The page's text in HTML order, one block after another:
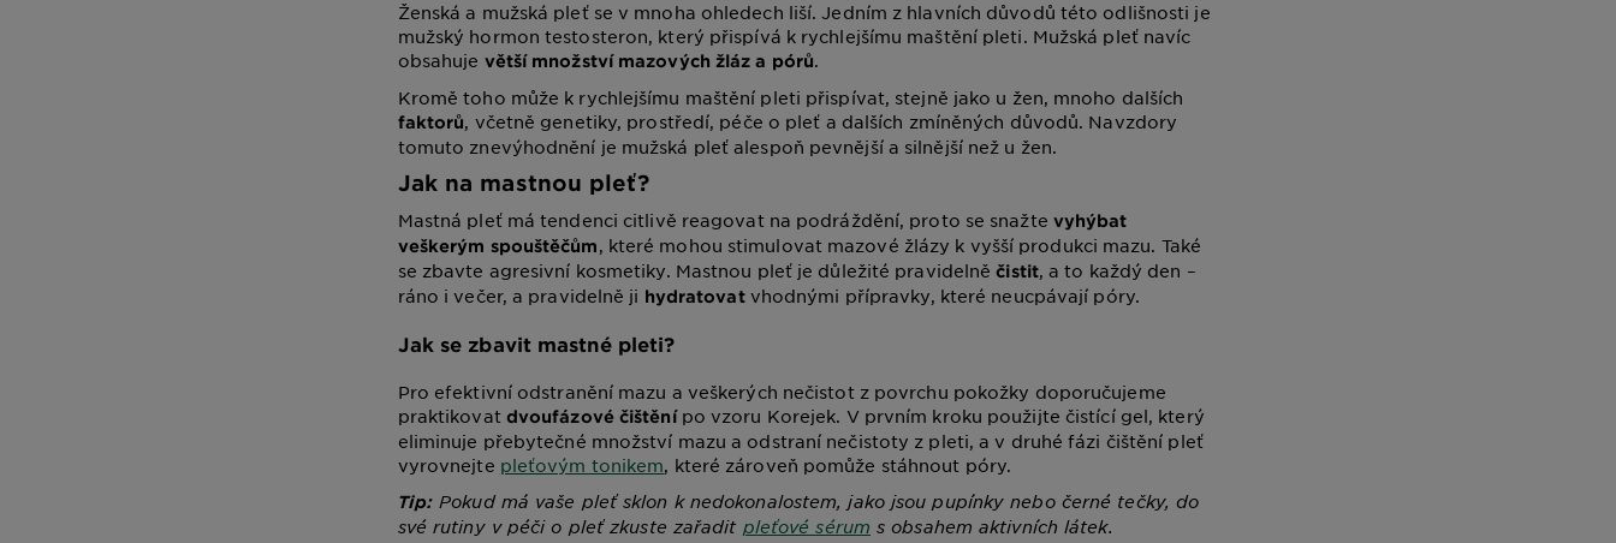
Ženská a mužská pleť se v mnoha ohledech liší. Jedním z hlavních důvodů této odlišnosti je
mužský hormon testosteron, který přispívá k rychlejšímu maštění pleti. Mužská pleť navíc
obsahuje větší množství mazových žláz a pórů.
Kromě toho může k rychlejšímu maštění pleti přispívat, stejně jako u žen, mnoho dalších
faktorů, včetně genetiky, prostředí, péče o pleť a dalších zmíněných důvodů. Navzdory
tomuto znevýhodnění je mužská pleť alespoň pevnější a silnější než u žen.
Jak na mastnou pleť?
Mastná pleť má tendenci citlivě reagovat na podráždění, proto se snažte vyhýbat
veškerým spouštěčům, které mohou stimulovat mazové žlázy k vyšší produkci mazu. Také
se zbavte agresivní kosmetiky. Mastnou pleť je důležité pravidelněčistit, a to každý den –
ráno i večer, a pravidelně ji hydratovatvhodnými přípravky, které neucpávají póry.
Jak se zbavit mastné pleti?
Pro efektivní odstranění mazu a veškerých nečistot z povrchu pokožky doporučujeme
praktikovat dvoufázové čištěnípo vzoru Korejek. V prvním kroku použijte čistící gel, který
eliminuje přebytečné množství mazu a odstraní nečistoty z pleti, a v druhé fázi čištění pleť
vyrovnejte pleťovým tonikem, které zároveň pomůže stáhnout póry.
Tip: Pokud má vaše pleť sklon k nedokonalostem, jako jsou pupínky nebo černé tečky, do
své rutiny v péči o pleť zkuste zařadit pleťové sérum s obsahem aktivních látek.